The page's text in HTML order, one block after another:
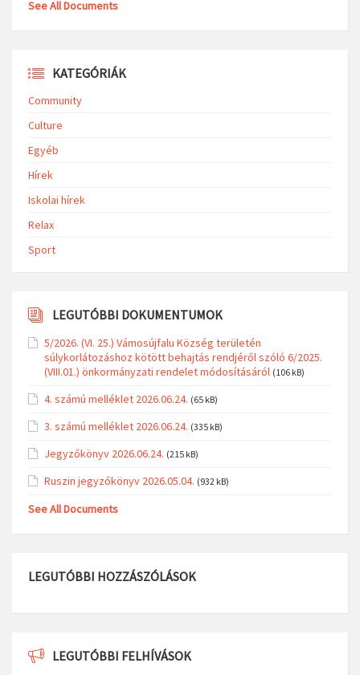
See All Documents
KATEGÓRIÁK
Community
Culture
Egyéb
Hírek
Iskolai hírek
Relax
Sport
LEGUTÓBBI DOKUMENTUMOK
5/2026. (VI. 25.) Vámosújfalu Község területén
súlykorlátozáshoz kötött behajtás rendjéről szóló 6/2025.
(VIII.01.) önkormányzati rendelet módosításáról (106 kB)
4. számú melléklet 2026.06.24. (65 kB)
3. számú melléklet 2026.06.24. (335 kB)
Jegyzőkönyv 2026.06.24. (215 kB)
Ruszin jegyzőkönyv 2026.05.04. (932 kB)
See All Documents
LEGUTÓBBI HOZZÁSZÓLÁSOK
LEGUTÓBBI FELHÍVÁSOK